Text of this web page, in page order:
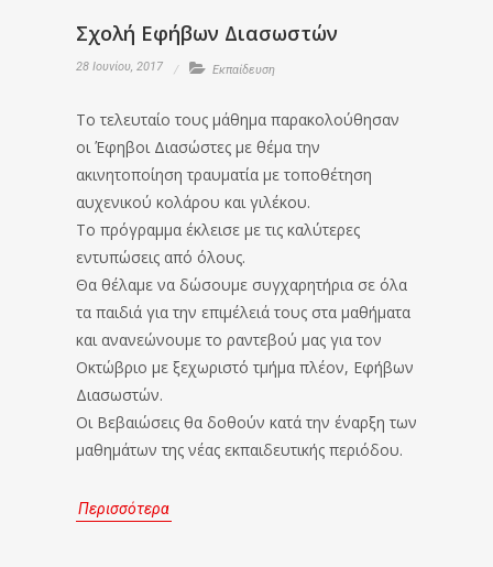
Σχολή Εφήβων Διασωστών
28 Ιουνίου, 2017 Εκπαίδευση
Το τελευταίο τους μάθημα παρακολούθησαν
οι Έφηβοι Διασώστες με θέμα την
ακινητοποίηση τραυματία με τοποθέτηση
αυχενικού κολάρου και γιλέκου.
Το πρόγραμμα έκλεισε με τις καλύτερες
εντυπώσεις από όλους.
Θα θέλαμε να δώσουμε συγχαρητήρια σε όλα
τα παιδιά για την επιμέλειά τους στα μαθήματα
και ανανεώνουμε το ραντεβού μας για τον
Οκτώβριο με ξεχωριστό τμήμα πλέον, Εφήβων
Διασωστών.
Οι Βεβαιώσεις θα δοθούν κατά την έναρξη των
μαθημάτων της νέας εκπαιδευτικής περιόδου.
Περισσότερα